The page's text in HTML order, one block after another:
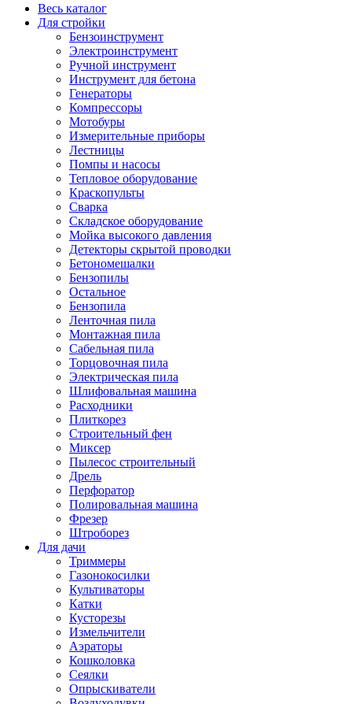
Весь каталог
Для стройки
Бензоинструмент
Электроинструмент
Ручной инструмент
Инструмент для бетона
Генераторы
Компрессоры
Мотобуры
Измерительные приборы
Лестницы
Помпы и насосы
Тепловое оборудование
Краскопульты
Сварка
Складское оборудование
Мойка высокого давления
Детекторы скрытой проводки
Бетономешалки
Бензопилы
Остальное
Бензопила
Ленточная пила
Монтажная пила
Сабельная пила
Торцовочная пила
Электрическая пила
Шлифовальная машина
Расходники
Плиткорез
Строительный фен
Миксер
Пылесос строительный
Дрель
Перфоратор
Полировальная машина
Фрезер
Штроборез
Для дачи
Триммеры
Газонокосилки
Культиваторы
Катки
Кусторезы
Измельчители
Аэраторы
Кошколовка
Сеялки
Опрыскиватели